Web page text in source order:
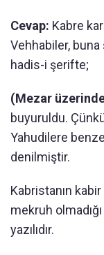
Cevap: Kabre
Vehhabiler,
hadis-i şerifte;
(Mezar
buyuruldu.
Yahudilere
denilmiştir.
Kabristanın
mekruh
yazılıdır.